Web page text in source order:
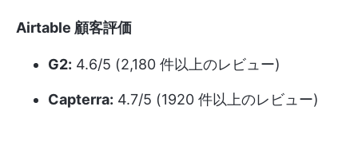
Airtable 顧客評価
G2: 4.6/5 (2,180 件以上のレビュー)
Capterra: 4.7/5 (1920 件以上のレビュー)